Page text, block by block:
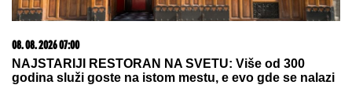
07. 08. 2026 09:14
Сазнања „Политике”: Црна Гора следећа у војном